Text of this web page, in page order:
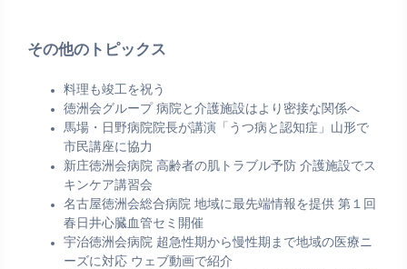
その他のトピックス
料理も竣工を祝う
徳洲会グループ 病院と介護施設はより密接な関係へ
馬場・日野病院院長が講演「うつ病と認知症」山形で
市民講座に協力
新庄徳洲会病院 高齢者の肌トラブル予防 介護施設でス
キンケア講習会
名古屋徳洲会総合病院 地域に最先端情報を提供 第１回
春日井心臓血管セミ開催
宇治徳洲会病院 超急性期から慢性期まで地域の医療ニ
ーズに対応 ウェブ動画で紹介